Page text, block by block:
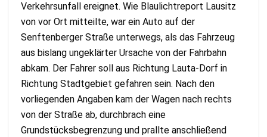
Verkehrsunfall ereignet. Wie Blaulichtreport Lausitz
von vor Ort mitteilte, war ein Auto auf der
Senftenberger Straße unterwegs, als das Fahrzeug
aus bislang ungeklärter Ursache von der Fahrbahn
abkam. Der Fahrer soll aus Richtung Lauta-Dorf in
Richtung Stadtgebiet gefahren sein. Nach den
vorliegenden Angaben kam der Wagen nach rechts
von der Straße ab, durchbrach eine
Grundstücksbegrenzung und prallte anschließend